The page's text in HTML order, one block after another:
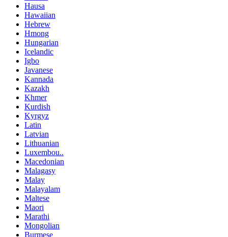
Hausa
Hawaiian
Hebrew
Hmong
Hungarian
Icelandic
Igbo
Javanese
Kannada
Kazakh
Khmer
Kurdish
Kyrgyz
Latin
Latvian
Lithuanian
Luxembou..
Macedonian
Malagasy
Malay
Malayalam
Maltese
Maori
Marathi
Mongolian
Burmese